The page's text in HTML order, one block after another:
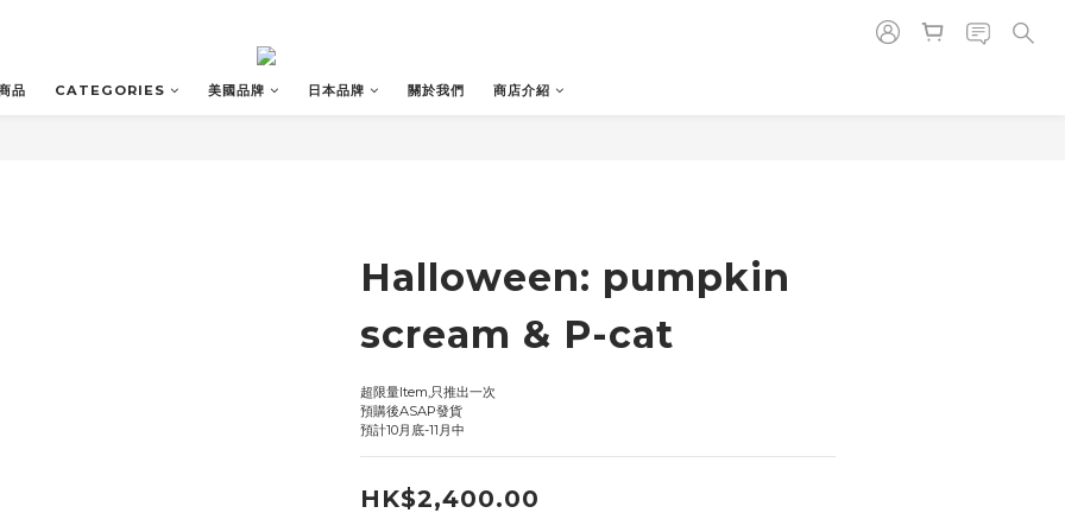
品 CATEGORIES 美國品牌 日本品牌 關於我們 商店介紹
Halloween: pumpkin
scream & P-cat
超限量Item,只推出一次
預購後ASAP發貨
預計10月底-11月中
HK$2,400.00